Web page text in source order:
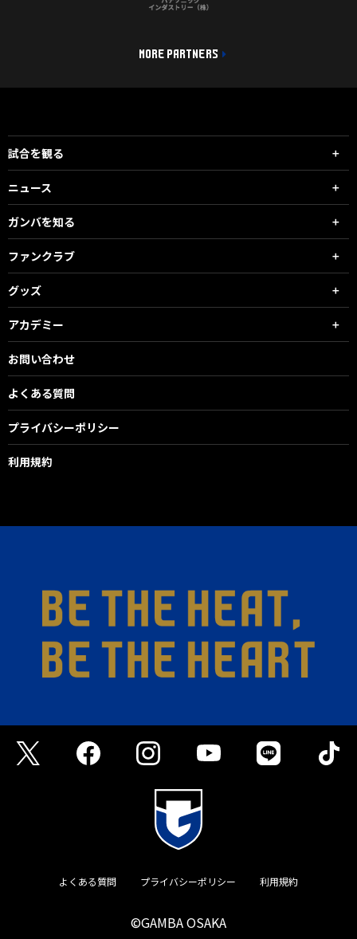
MORE PARTNERS
試合を観る
ニュース
ガンバを知る
ファンクラブ
グッズ
アカデミー
お問い合わせ
よくある質問
プライバシーポリシー
利用規約
よくある質問 プライバシーポリシー 利用規約
©GAMBA OSAKA